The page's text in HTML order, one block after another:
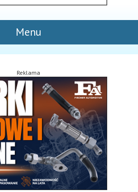
Menu
Reklama